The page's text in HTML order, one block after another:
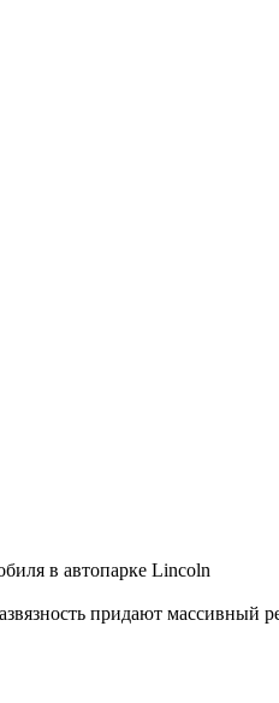
в автопарке Lincoln
придают массивный